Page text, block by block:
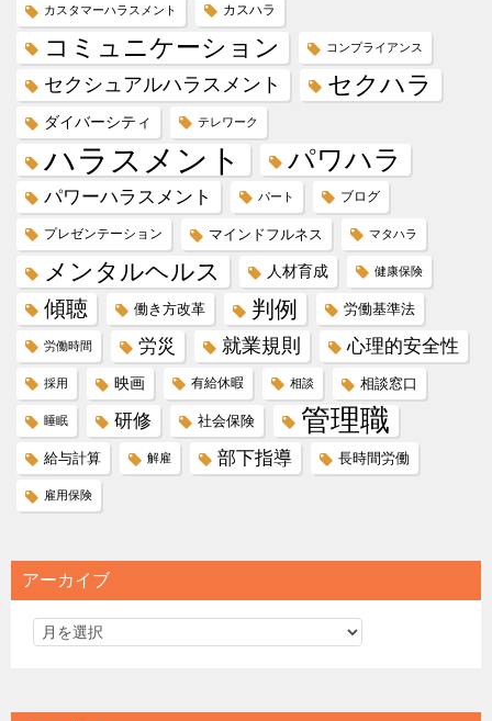
カスタマーハラスメント カスハラ
コミュニケーション コンプライアンス
セクシュアルハラスメント セクハラ
ダイバーシティ テレワーク
ハラスメント パワハラ
パワーハラスメント パート ブログ
プレゼンテーション マインドフルネス マタハラ
メンタルヘルス 人材育成 健康保険
傾聴 働き方改革 判例 労働基準法
労働時間 労災 就業規則 心理的安全性
採用 映画 有給休暇 相談 相談窓口
睡眠 研修 社会保険 管理職
給与計算 解雇 部下指導 長時間労働
雇用保険
アーカイブ